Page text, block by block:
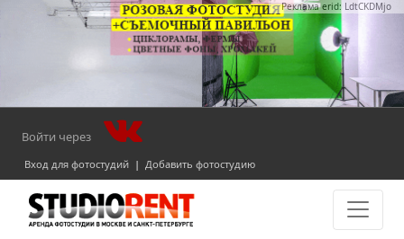
Реклама erid: LdtCKDMjo
Войти через
Вход для фотостудий | Добавить фотостудию